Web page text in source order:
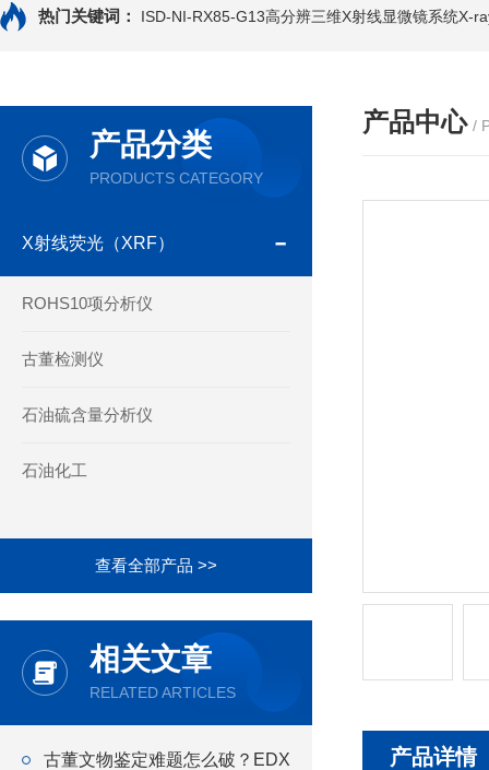
热门关键词： ISD-NI-RX85-G13高分辨三维X射线显微镜系统X-
产品分类
PRODUCTS CATEGORY
X射线荧光（XRF）
ROHS10项分析仪
古董检测仪
石油硫含量分析仪
石油化工
查看全部产品 >>
相关文章
RELATED ARTICLES
古董文物鉴定难题怎么破？EDX
产品中心 /
产品详情